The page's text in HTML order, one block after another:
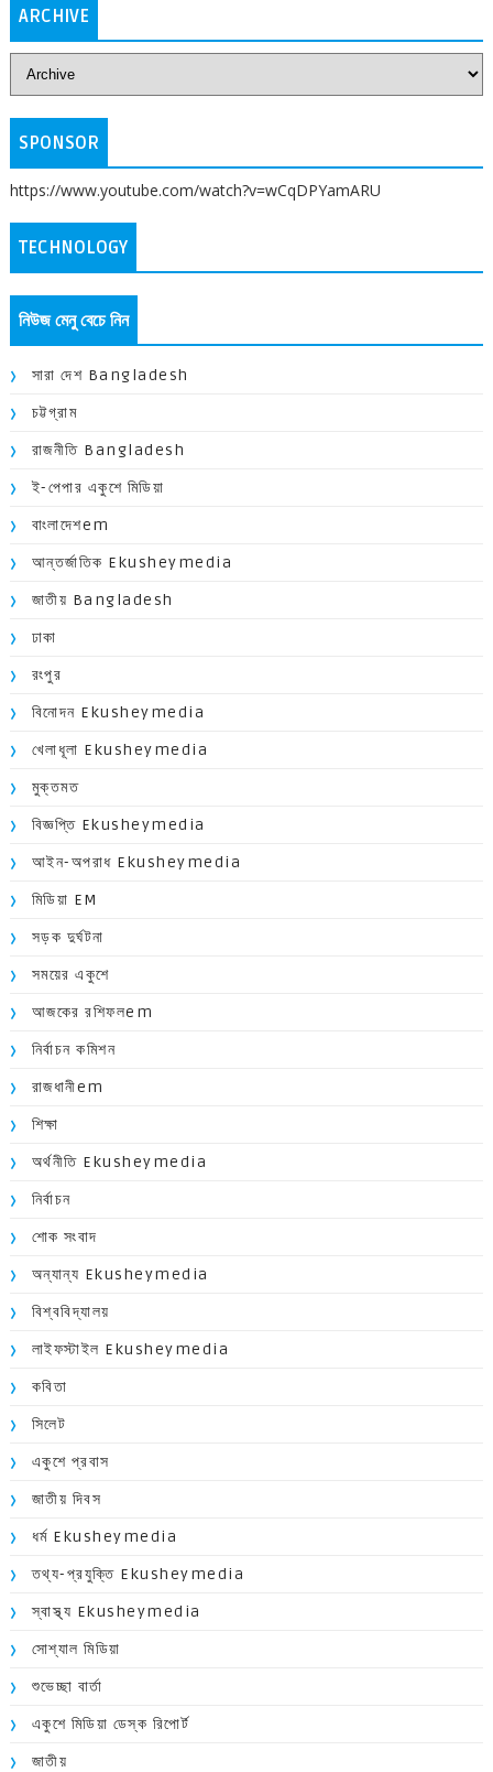
ARCHIVE
SPONSOR
https://www.youtube.com/watch?v=wCqDPYamARU
TECHNOLOGY
নিউজ মেনু বেচে নিন
সারা দেশ Bangladesh
চট্টগ্রাম
রাজনীতি Bangladesh
ই-পেপার একুশে মিডিয়া
বাংলাদেশem
আন্তর্জাতিক Ekusheymedia
জাতীয় Bangladesh
ঢাকা
রংপুর
বিনোদন Ekusheymedia
খেলাধূলা Ekusheymedia
মুক্তমত
বিজ্ঞপ্তি Ekusheymedia
আইন-অপরাধ Ekusheymedia
মিডিয়া EM
সড়ক দুর্ঘটনা
সময়ের একুশে
আজকের রশিফলem
নির্বাচন কমিশন
রাজধানীem
শিক্ষা
অর্থনীতি Ekusheymedia
নির্বাচন
শোক সংবাদ
অন্যান্য Ekusheymedia
বিশ্ববিদ্যালয়
লাইফস্টাইল Ekusheymedia
কবিতা
সিলেট
একুশে প্রবাস
জাতীয় দিবস
ধর্ম Ekusheymedia
তথ্য-প্রযুক্তি Ekusheymedia
স্বাস্থ্য Ekusheymedia
সোশ্যাল মিডিয়া
শুভেচ্ছা বার্তা
একুশে মিডিয়া ডেস্ক রিপোর্ট
জাতীয়